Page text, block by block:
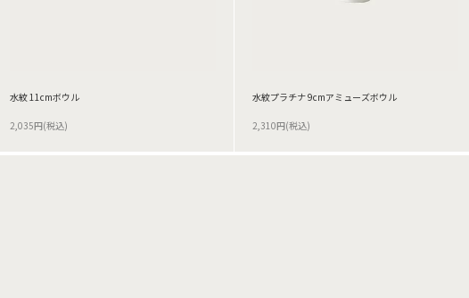
水紋 11cmボウル
2,035円(税込)
水紋プラチナ 9cmアミューズボウル
2,310円(税込)